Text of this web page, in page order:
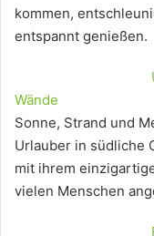
kommen,
entspannt genießen.
Wände
Sonne, Strand und
Urlauber in südliche
mit ihrem
vielen Menschen